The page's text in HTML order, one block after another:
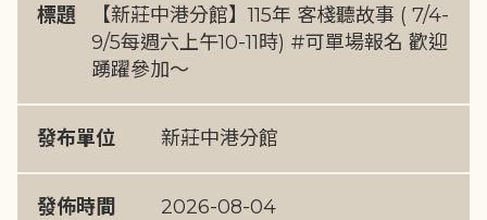
標題
【新莊中港分館】115年 客棧聽故事 ( 7/4-
9/5每週六上午10-11時) #可單場報名 歡迎
踴躍參加～
發布單位 新莊中港分館
發佈時間 2026-08-04